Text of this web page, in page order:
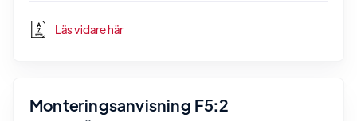
Läs vidare här
Monteringsanvisning F5:2